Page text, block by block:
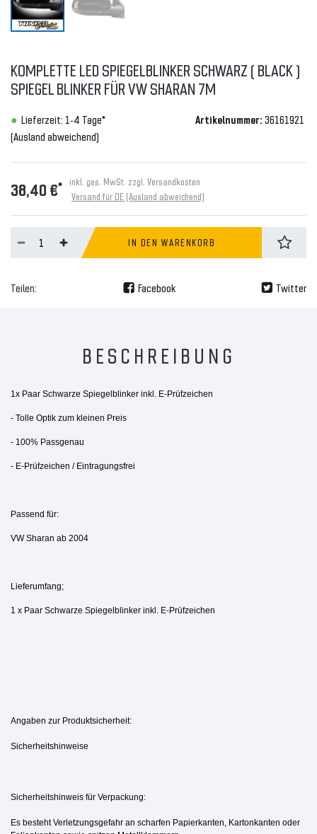
KOMPLETTE LED SPIEGELBLINKER SCHWARZ ( BLACK )
SPIEGEL BLINKER FÜR VW SHARAN 7M
Lieferzeit: 1-4 Tage*
(Ausland abweichend)
Artikelnummer: 36161921
38,40 €* inkl. ges. MwSt. zzgl. Versandkosten
Versand für DE (Ausland abweichend)
IN DEN WARENKORB
Teilen: Facebook Twitter
BESCHREIBUNG
1x Paar Schwarze Spiegelblinker inkl. E-Prüfzeichen
- Tolle Optik zum kleinen Preis
- 100% Passgenau
- E-Prüfzeichen / Eintragungsfrei
Passend für:
VW Sharan ab 2004
Lieferumfang;
1 x Paar Schwarze Spiegelblinker inkl. E-Prüfzeichen
Angaben zur Produktsicherheit:
Sicherheitshinweise
Sicherheitshinweis für Verpackung:
Es besteht Verletzungsgefahr an scharfen Papierkanten, Kartonkanten oder